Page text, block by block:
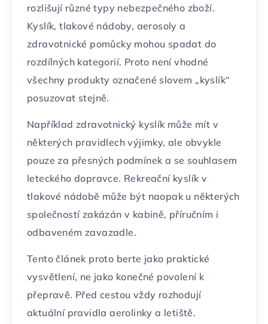
rozlišují různé typy nebezpečného zboží.
Kyslík, tlakové nádoby, aerosoly a
zdravotnické pomůcky mohou spadat do
rozdílných kategorií. Proto není vhodné
všechny produkty označené slovem „kyslík“
posuzovat stejně.
Například zdravotnický kyslík může mít v
některých pravidlech výjimky, ale obvykle
pouze za přesných podmínek a se souhlasem
leteckého dopravce. Rekreační kyslík v
tlakové nádobě může být naopak u některých
společností zakázán v kabině, příručním i
odbaveném zavazadle.
Tento článek proto berte jako praktické
vysvětlení, ne jako konečné povolení k
přepravě. Před cestou vždy rozhodují
aktuální pravidla aerolinky a letiště.